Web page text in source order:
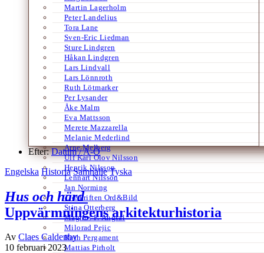
Martin Lagerholm
Peter Landelius
Tora Lane
Sven-Eric Liedman
Sture Lindgren
Håkan Lindgren
Lars Lindvall
Lars Lönnroth
Ruth Lötmarker
Per Lysander
Åke Malm
Eva Mattsson
Merete Mazzarella
Melanie Mederlind
Arne Melberg
Ulf Karl Olov Nilsson
Henrik Nilsson
Lennart Nilsson
Jan Norming
Tidskriften Ord&Bild
Stina Otterberg
Magnus P. Ängsal
Milorad Pejic
Ruth Pergament
Mattias Pirholt
Efter:Datum /A-Ö
Engelska Historia Samhälle Tyska
Hus och härd
Uppvärmningens arkitekturhistoria
Av Claes Caldenby
10 februari 2023